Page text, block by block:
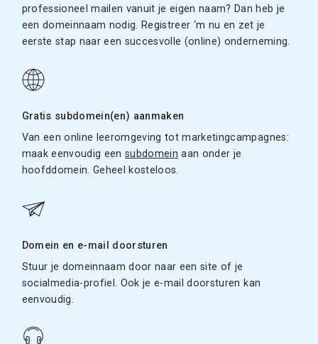
professioneel mailen vanuit je eigen naam? Dan heb je
een domeinnaam nodig. Registreer ‘m nu en zet je
eerste stap naar een succesvolle (online) onderneming.
Gratis subdomein(en) aanmaken
Van een online leeromgeving tot marketingcampagnes:
maak eenvoudig eensubdomein aan onder je
hoofddomein. Geheel kosteloos.
Domein en e-mail doorsturen
Stuur je domeinnaam door naar een site of je
socialmedia-profiel. Ook je e-mail doorsturen kan
eenvoudig.